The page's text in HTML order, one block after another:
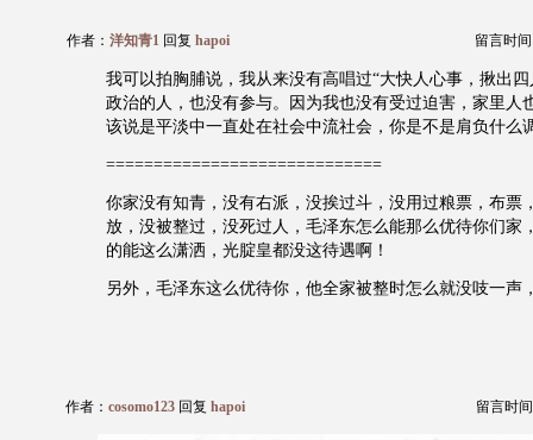
作者： 洋知青1 回复 hapoi 留言时间
我可以拍胸脯说，我从来没有高唱过“大快人心事，揪出
政治的人，也没有参与。因为我也没有受过迫害，家里人
该说是平淡中一直处在社会中流社会，你是不是肩负什么
=============================
你家没有知青，没有右派，没挨过斗，没用过粮票，布票
放，没被整过，没死过人，毛泽东怎么能那么优待你们家
的能这么潇洒，光腚皇都没这待遇啊！
另外，毛泽东这么优待你，他全家被整时怎么就没吱一声
作者： cosomo123 回复 hapoi 留言时